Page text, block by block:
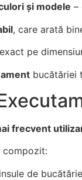
și modele –
, care arată
pe
bucătăriei
frecvent
compozit:
de